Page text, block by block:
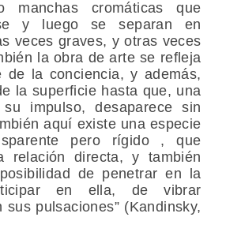
manchas cromáticas que
y luego se separan en
veces graves, y otras veces
la obra de arte se refleja
de la conciencia, y además,
la superficie hasta que, una
impulso, desaparece sin
aquí existe una especie
pero rígido , que
relación directa, y también
de penetrar en la
en ella, de vibrar
sus pulsaciones” (Kandinsky,